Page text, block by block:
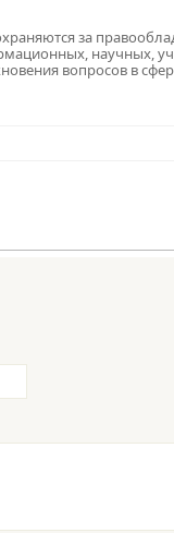
за
научных,
вопросов в